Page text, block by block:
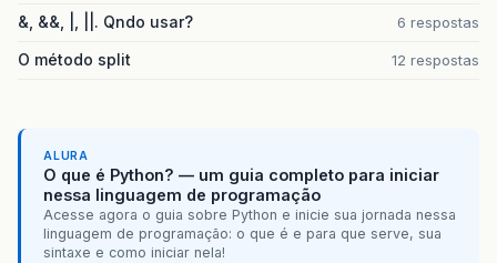
&, &&, |, ||. Qndo usar? 6 respostas
O método split 12 respostas
ALURA
O que é Python? — um guia completo para iniciar
nessa linguagem de programação
Acesse agora o guia sobre Python e inicie sua jornada nessa
linguagem de programação: o que é e para que serve, sua
sintaxe e como iniciar nela!